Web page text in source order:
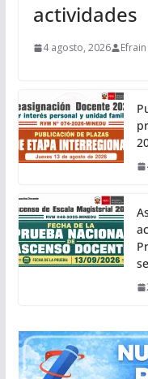
actividades
4 agosto, 2026 Efrain